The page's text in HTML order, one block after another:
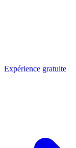
Expérience gratuite